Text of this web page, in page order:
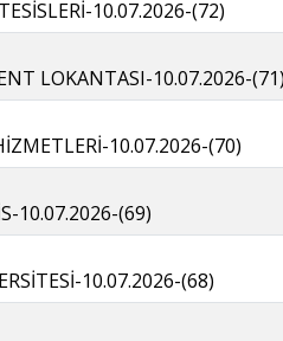
10.07.2026-(72)
LOKANTASI-10.07.2026-
10.07.2026-(70)
10.07.2026-(69)
10.07.2026-(68)